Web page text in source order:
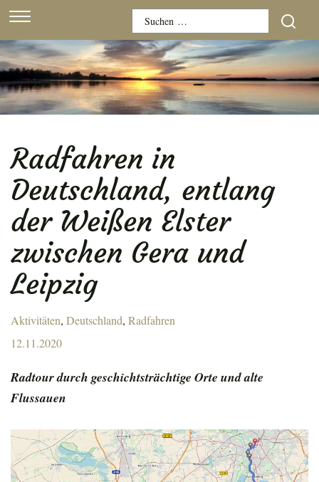
Skip
content
Suchen
nach:
Radfahren in
Deutschland, entlang
der Weißen Elster
zwischen Gera und
Leipzig
Aktivitäten, Deutschland, Radfahren
Posted
12.11.2020
Radtour durch geschichtsträchtige Orte und alte
Flussauen